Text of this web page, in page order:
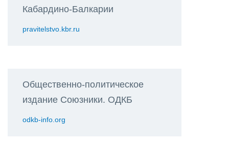
Кабардино-Балкарии
pravitelstvo.kbr.ru
Общественно-политическое
издание Союзники. ОДКБ
odkb-info.org